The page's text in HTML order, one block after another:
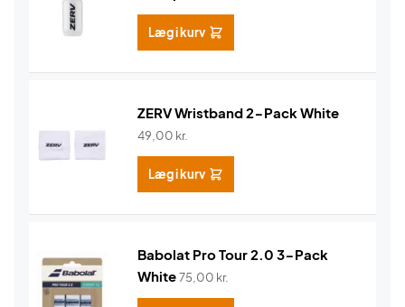
Læg i kurv
ZERV Wristband 2-Pack White
49,00 kr.
Læg i kurv
Babolat Pro Tour 2.0 3-Pack
White75,00 kr.